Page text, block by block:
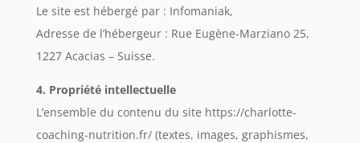
Le site est hébergé par : Infomaniak,
Adresse de l’hébergeur : Rue Eugène-Marziano 25,
1227 Acacias – Suisse.
4. Propriété intellectuelle
L’ensemble du contenu du site https://charlotte-
coaching-nutrition.fr/ (textes, images, graphismes,